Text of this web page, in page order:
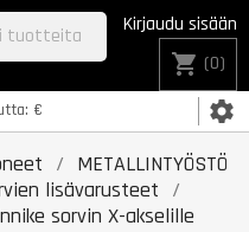
€ settings
Kirjaudu sisään
shopping_cart (0)
METALLINTYÖSTÖ
lisävarusteet
sorvin X-akselille